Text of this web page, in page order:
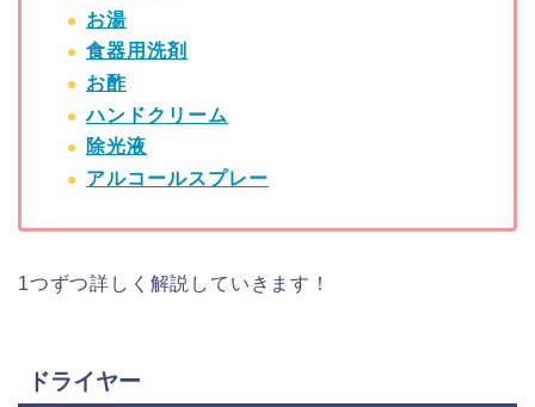
お湯
食器用洗剤
お酢
ハンドクリーム
除光液
アルコールスプレー
1つずつ詳しく解説していきます！
ドライヤー